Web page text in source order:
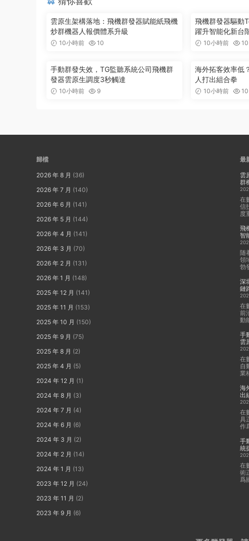
雲原生架構落地：飛機群發器賦能紙飛機
炒群機器人報價體系升級
10小時前 10
飛機群發器驅動
躍升智能化新台
10小時前 10
手動群發失效，TG監聽系統公司飛機群
發器雲原生調度3秒觸達
10小時前 9
海外拓客效率低
人打出組合拳
10小時前 10
歸檔
2026 年 8 月 (36)
2026 年 7 月 (140)
2026 年 6 月 (141)
2026 年 5 月 (144)
2026 年 4 月 (141)
2026 年 3 月 (70)
2026 年 2 月 (131)
2026 年 1 月 (148)
2025 年 12 月 (141)
2025 年 11 月 (153)
2025 年 10 月 (150)
2025 年 9 月 (75)
2025 年 8 月 (2)
2025 年 4 月 (5)
2024 年 12 月 (1)
2024 年 8 月 (3)
2024 年 7 月 (4)
2024 年 6 月 (6)
2024 年 3 月 (2)
2024 年 2 月 (14)
2024 年 1 月 (13)
2023 年 12 月 (24)
2023 年 11 月 (2)
2023 年 9 月 (6)
最
雲
群
在
信
度
飛
智
随
領
勃
深
鏈
在
前
動
手
雲
在
自
業
海
出
在
具
作
手
統
在
術
爲